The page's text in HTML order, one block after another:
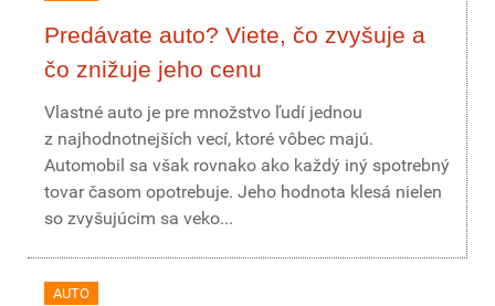
Predávate auto? Viete, čo zvyšuje a
čo znižuje jeho cenu
Vlastné auto je pre množstvo ľudí jednou
z najhodnotnejších vecí, ktoré vôbec majú.
Automobil sa však rovnako ako každý iný spotrebný
tovar časom opotrebuje. Jeho hodnota klesá nielen
so zvyšujúcim sa veko...
AUTO